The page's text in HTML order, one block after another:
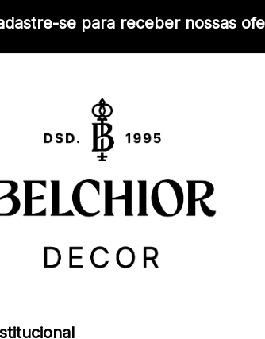
se para receber nossas